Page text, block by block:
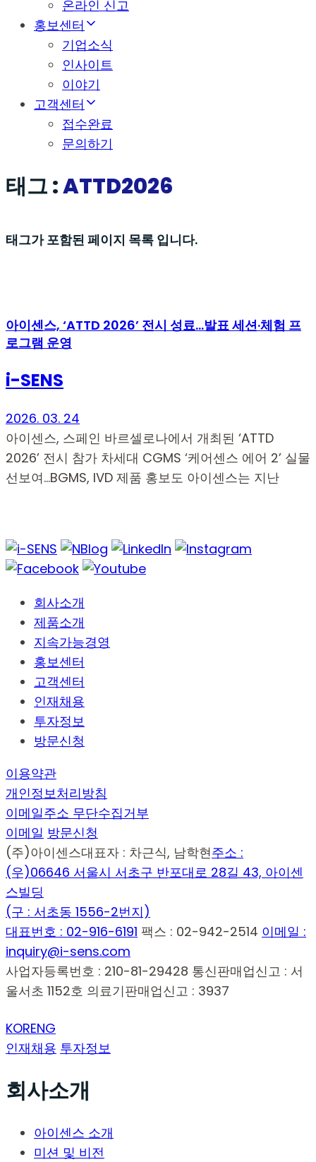
온라인 신고
홍보센터
기업소식
인사이트
이야기
고객센터
접수완료
문의하기
태그 :ATTD2026
태그가 포함된 페이지 목록 입니다.
아이센스, ‘ATTD 2026’ 전시 성료…발표 세션·체험 프
로그램 운영
i-SENS
2026. 03. 24
아이센스, 스페인 바르셀로나에서 개최된 ‘ATTD
2026’ 전시 참가 차세대 CGMS ‘케어센스 에어 2’ 실물
선보여…BGMS, IVD 제품 홍보도 아이센스는 지난
회사소개
제품소개
지속가능경영
홍보센터
고객센터
인재채용
투자정보
방문신청
이용약관
개인정보처리방침
이메일주소 무단수집거부
이메일 방문신청
(주)아이센스대표자 : 차근식, 남학현주소 :
(우)06646 서울시 서초구 반포대로 28길 43, 아이센
스빌딩
(구 : 서초동 1556-2번지)
대표번호 : 02-916-6191 팩스 : 02-942-2514 이메일 :
inquiry@i-sens.com
사업자등록번호 : 210-81-29428 통신판매업신고 : 서
울서초 1152호 의료기판매업신고 : 3937
KORENG
인재채용 투자정보
회사소개
아이센스 소개
미션 및 비전